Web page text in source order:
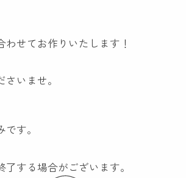
わせてお作りいたします！
いませ。
す。
する場合がございます。